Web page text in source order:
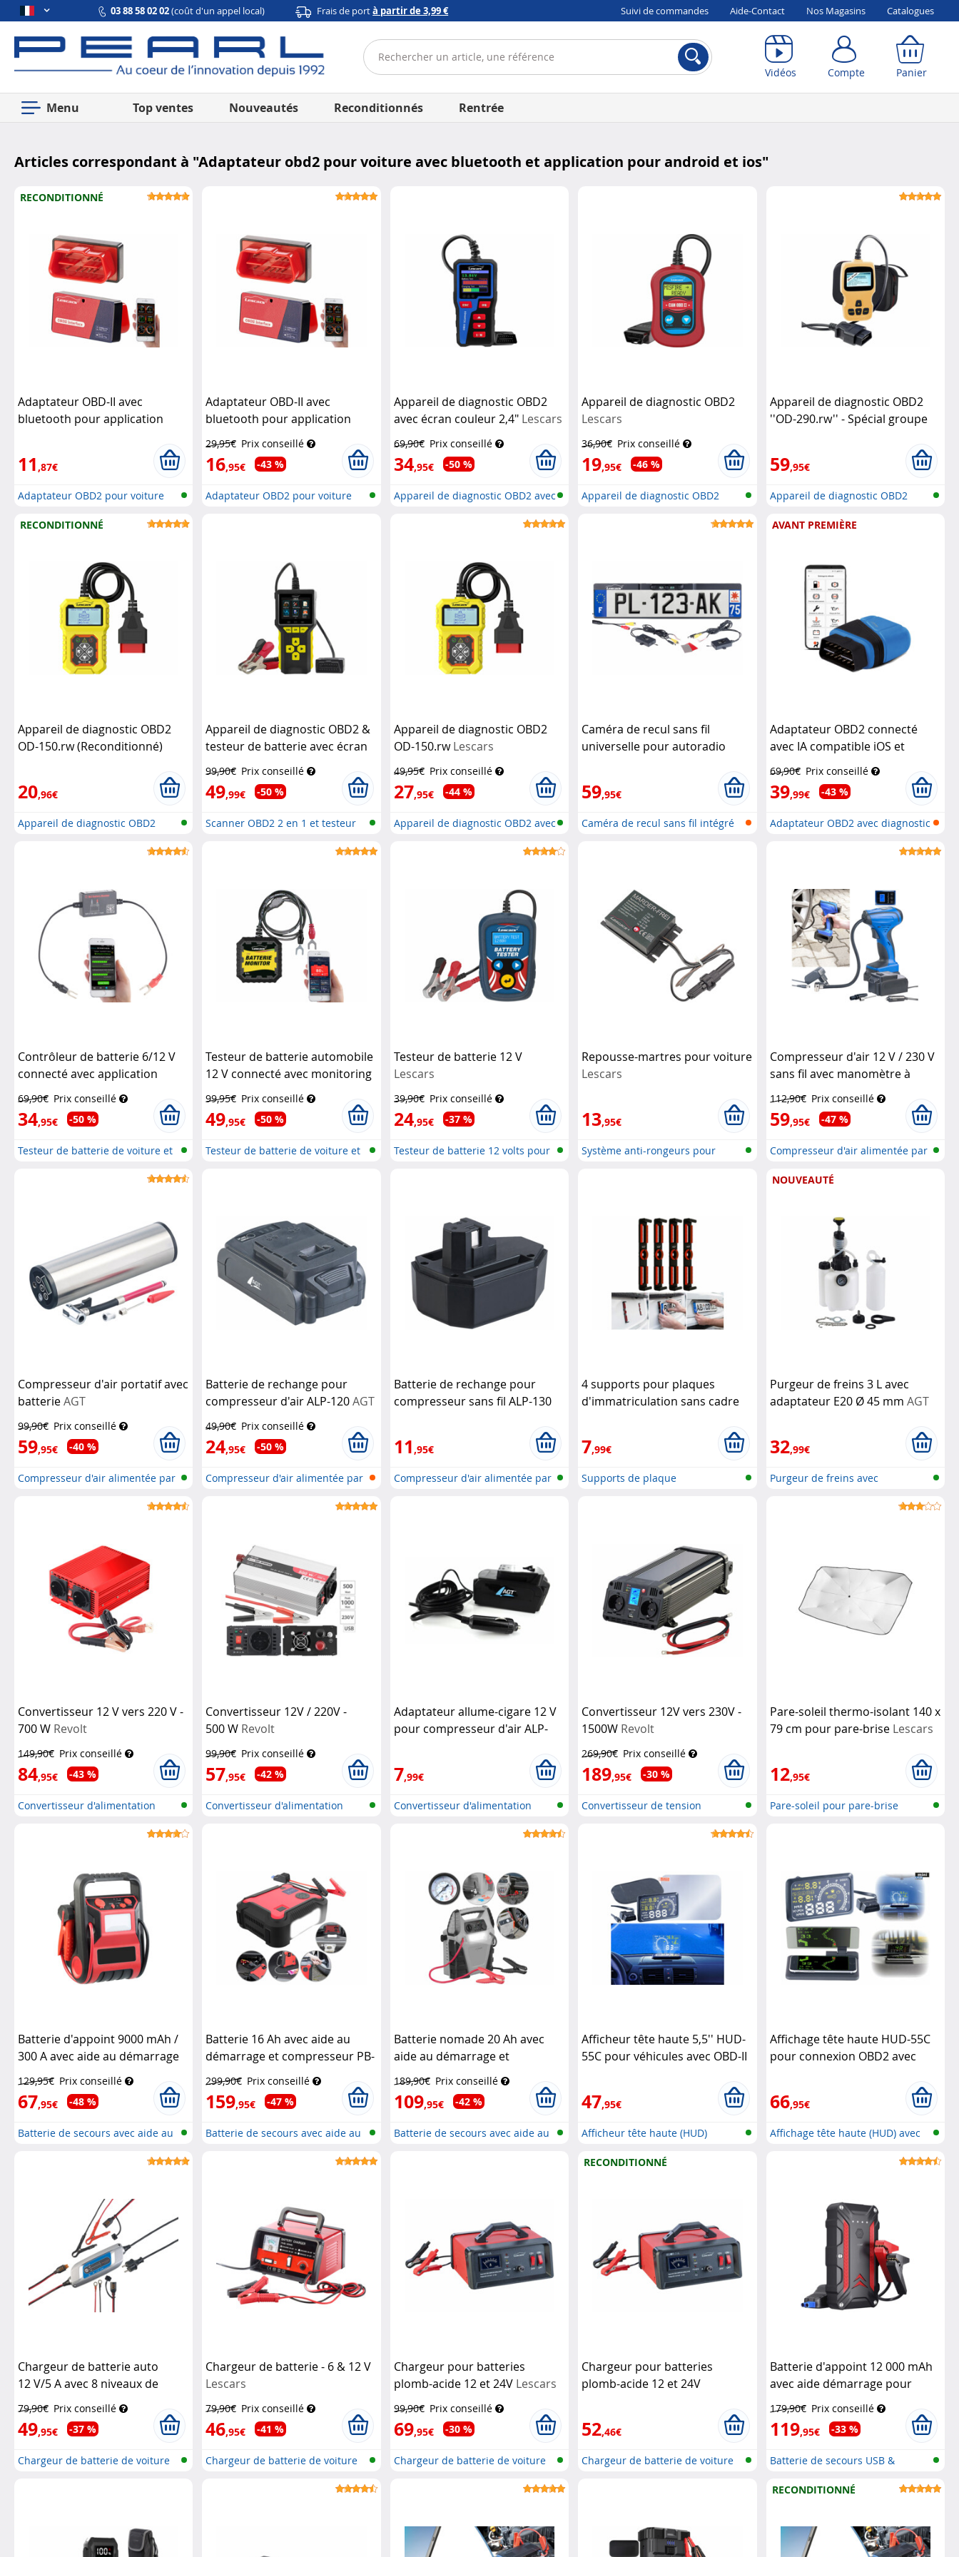
03 88 58 02 02(coût d'un appel local) Frais de portà partir de 3,99 € Suivi de commandes Aide-Contact Nos Magasins Catalogues
Vidéos Compte Panier
Menu Top ventes Nouveautés Reconditionnés Rentrée
Articles correspondant à "Adaptateur obd2 pour voiture avec bluetooth et application pour android et ios"
RECONDITIONNÉ
Adaptateur OBD-II avec
bluetooth pour application
11,87€
Adaptateur OBD2 pour voiture
Adaptateur OBD-II avec
bluetooth pour application
Lescars
29,95€ Prix conseillé
16,95€ -43 %
Adaptateur OBD2 pour voiture
Appareil de diagnostic OBD2
avec écran couleur 2,4" Lescars
69,90€ Prix conseillé
34,95€ -50 %
Appareil de diagnostic OBD2 avec
Appareil de diagnostic OBD2
Lescars
36,90€ Prix conseillé
19,95€ -46 %
Appareil de diagnostic OBD2
Appareil de diagnostic OBD2
''OD-290.rw'' - Spécial groupe
59,95€
Appareil de diagnostic OBD2
RECONDITIONNÉ
Appareil de diagnostic OBD2
OD-150.rw (Reconditionné)
20,96€
Appareil de diagnostic OBD2
Appareil de diagnostic OBD2 &
testeur de batterie avec écran
Lescars
99,90€ Prix conseillé
49,99€ -50 %
Scanner OBD2 2 en 1 et testeur
Appareil de diagnostic OBD2
OD-150.rwLescars
49,95€ Prix conseillé
27,95€ -44 %
Appareil de diagnostic OBD2 avec
Caméra de recul sans fil
universelle pour autoradio
59,95€
Caméra de recul sans fil intégré
AVANT PREMIÈRE
Adaptateur OBD2 connecté
avec IA compatible iOS et
69,90€ Prix conseillé
39,99€ -43 %
Adaptateur OBD2 avec diagnostic
Contrôleur de batterie 6/12 V
connecté avec application
69,90€ Prix conseillé
34,95€ -50 %
Testeur de batterie de voiture et
Testeur de batterie automobile
12 V connecté avec monitoring
99,95€ Prix conseillé
49,95€ -50 %
Testeur de batterie de voiture et
Testeur de batterie 12 V
Lescars
39,90€ Prix conseillé
24,95€ -37 %
Testeur de batterie 12 volts pour
Repousse-martres pour voiture
Lescars
13,95€
Système anti-rongeurs pour
Compresseur d'air 12 V / 230 V
sans fil avec manomètre à
écran LCD ALP-120 AGT
112,90€ Prix conseillé
59,95€ -47 %
Compresseur d'air alimentée par
Compresseur d'air portatif avec
batterieAGT
99,90€ Prix conseillé
59,95€ -40 %
Compresseur d'air alimentée par
Batterie de rechange pour
compresseur d'air ALP-120AGT
49,90€ Prix conseillé
24,95€ -50 %
Compresseur d'air alimentée par
Batterie de rechange pour
compresseur sans fil ALP-130
11,95€
Compresseur d'air alimentée par
4 supports pour plaques
d'immatriculation sans cadre
7,99€
Supports de plaque
NOUVEAUTÉ
Purgeur de freins 3 L avec
adaptateur E20 Ø 45 mm AGT
32,99€
Purgeur de freins avec
Convertisseur 12 V vers 220 V -
700 W Revolt
149,90€ Prix conseillé
84,95€ -43 %
Convertisseur d'alimentation
Convertisseur 12V / 220V -
500 W Revolt
99,90€ Prix conseillé
57,95€ -42 %
Convertisseur d'alimentation
Adaptateur allume-cigare 12 V
pour compresseur d'air ALP-
7,99€
Convertisseur d'alimentation
Convertisseur 12V vers 230V -
1500W Revolt
269,90€ Prix conseillé
189,95€ -30 %
Convertisseur de tension
Pare-soleil thermo-isolant 140 x
79 cm pour pare-brise Lescars
12,95€
Pare-soleil pour pare-brise
Batterie d'appoint 9000 mAh /
300 A avec aide au démarrage
et compresseur d'air
129,95€ Prix conseillé
67,95€ -48 %
Batterie de secours avec aide au
Batterie 16 Ah avec aide au
démarrage et compresseur PB-
299,90€ Prix conseillé
159,95€ -47 %
Batterie de secours avec aide au
Batterie nomade 20 Ah avec
aide au démarrage et
compresseur d'air PB-145.kfz
Revolt
189,90€ Prix conseillé
109,95€ -42 %
Batterie de secours avec aide au
Afficheur tête haute 5,5'' HUD-
55C pour véhicules avec OBD-II
47,95€
Afficheur tête haute (HUD)
Affichage tête haute HUD-55C
pour connexion OBD2 avec
66,95€
Affichage tête haute (HUD) avec
Chargeur de batterie auto
12 V/5 A avec 8 niveaux de
Lescars
79,90€ Prix conseillé
49,95€ -37 %
Chargeur de batterie de voiture
Chargeur de batterie - 6 & 12 V
Lescars
79,90€ Prix conseillé
46,95€ -41 %
Chargeur de batterie de voiture
Chargeur pour batteries
plomb-acide 12 et 24V Lescars
99,90€ Prix conseillé
69,95€ -30 %
Chargeur de batterie de voiture
RECONDITIONNÉ
Chargeur pour batteries
plomb-acide 12 et 24V
52,46€
Chargeur de batterie de voiture
Batterie d'appoint 12 000 mAh
avec aide démarrage pour
voiture PB-130.kfz Revolt
179,90€ Prix conseillé
119,95€ -33 %
Batterie de secours USB &
RECONDITIONNÉ
Compte Panier